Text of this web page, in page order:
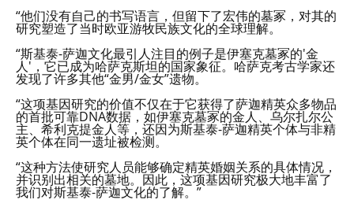
“他们没有自己的书写语言，但留下了宏伟的墓冢，对其的
研究塑造了当时欧亚游牧民族文化的全球理解。
“斯基泰-萨迦文化最引人注目的例子是伊塞克墓冢的'金
人'，它已成为哈萨克斯坦的国家象征。哈萨克考古学家还
发现了许多其他“金男/金女”遗物。
“这项基因研究的价值不仅在于它获得了萨迦精英众多物品
的首批可靠DNA数据，如伊塞克墓冢的金人、乌尔扎尔公
主、希利克提金人等，还因为斯基泰-萨迦精英个体与非精
英个体在同一遗址被检测。
“这种方法使研究人员能够确定精英婚姻关系的具体情况，
并识别出相关的墓地。因此，这项基因研究极大地丰富了
我们对斯基泰-萨迦文化的了解。”